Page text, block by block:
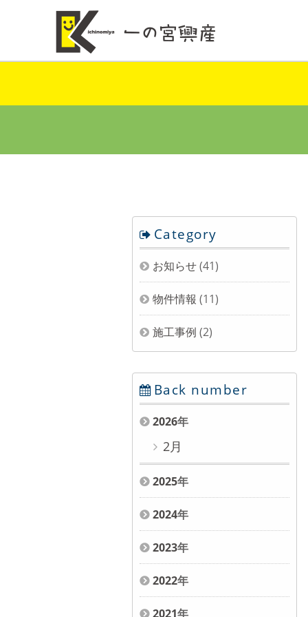
Category
お知らせ(41)
物件情報 (11)
施工事例 (2)
Back number
2026年
2月
2025年
2024年
2023年
2022年
2021年